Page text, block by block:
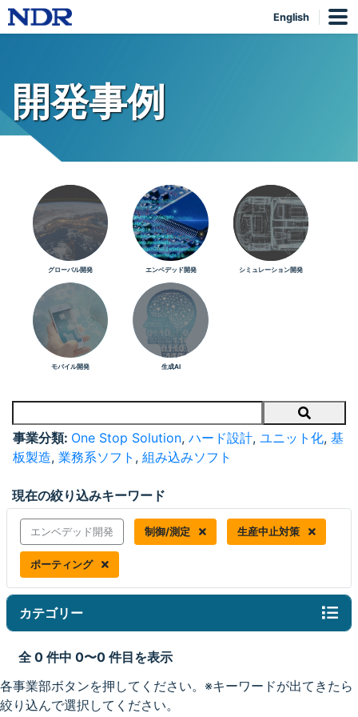
English
開発事例
グローバル開発 エンベデッド開発 シミュレーション開発
モバイル開発 生成AI
Search
事業分類: One Stop Solution, ハード設計, ユニット化, 基
板製造, 業務系ソフト , 組み込みソフト
現在の絞り込みキーワード
エンベデッド開発 制御/測定 生産中止対策
ポーティング
カテゴリー
全 0 件中 0〜0 件目を表示
各事業部ボタンを押してください。※キーワードが出てきたら
絞り込んで選択してください。